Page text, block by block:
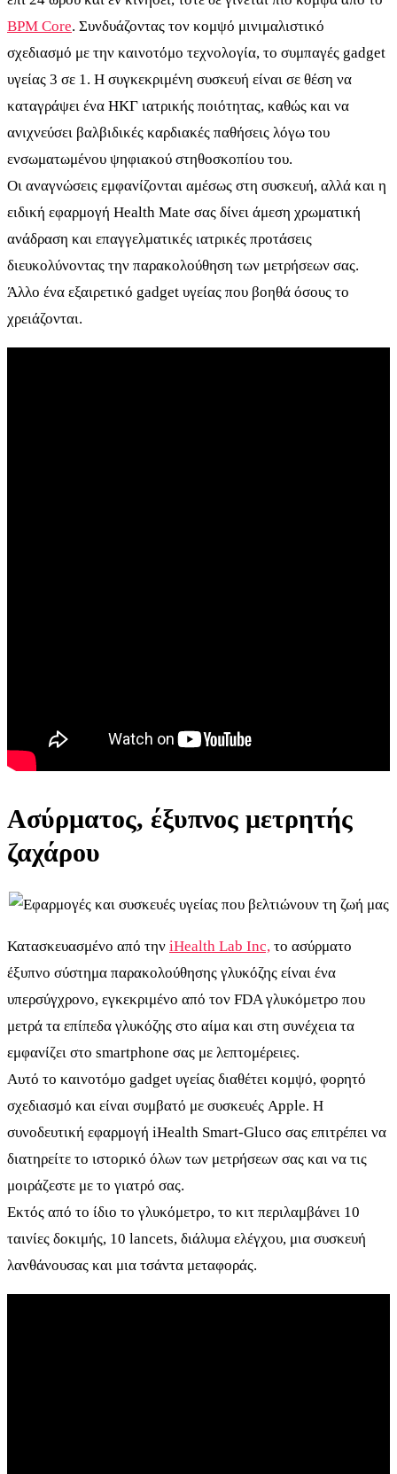
BPM Core. Συνδυάζοντας τον κομψό μινιμαλιστικό
σχεδιασμό με την καινοτόμο τεχνολογία, το συμπαγές gadget
υγείας 3 σε 1. Η συγκεκριμένη συσκευή είναι σε θέση να
καταγράψει ένα ΗΚΓ ιατρικής ποιότητας, καθώς και να
ανιχνεύσει βαλβιδικές καρδιακές παθήσεις λόγω του
ενσωματωμένου ψηφιακού στηθοσκοπίου του.
Οι αναγνώσεις εμφανίζονται αμέσως στη συσκευή, αλλά και η
ειδική εφαρμογή Health Mate σας δίνει άμεση χρωματική
ανάδραση και επαγγελματικές ιατρικές προτάσεις
διευκολύνοντας την παρακολούθηση των μετρήσεων σας.
Άλλο ένα εξαιρετικό gadget υγείας που βοηθά όσους το
χρειάζονται.
Ασύρματος, έξυπνος μετρητής
ζαχάρου
Κατασκευασμένο από την iHealth Lab Inc, το ασύρματο
έξυπνο σύστημα παρακολούθησης γλυκόζης είναι ένα
υπερσύγχρονο, εγκεκριμένο από τον FDA γλυκόμετρο που
μετρά τα επίπεδα γλυκόζης στο αίμα και στη συνέχεια τα
εμφανίζει στο smartphone σας με λεπτομέρειες.
Αυτό το καινοτόμο gadget υγείας διαθέτει κομψό, φορητό
σχεδιασμό και είναι συμβατό με συσκευές Apple. Η
συνοδευτική εφαρμογή iHealth Smart-Gluco σας επιτρέπει να
διατηρείτε το ιστορικό όλων των μετρήσεων σας και να τις
μοιράζεστε με το γιατρό σας.
Εκτός από το ίδιο το γλυκόμετρο, το κιτ περιλαμβάνει 10
ταινίες δοκιμής, 10 lancets, διάλυμα ελέγχου, μια συσκευή
λανθάνουσας και μια τσάντα μεταφοράς.